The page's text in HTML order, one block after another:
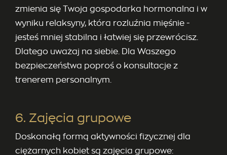
zmienia się Twoja gospodarka hormonalna i w
wyniku relaksyny, która rozluźnia mięśnie -
jesteś mniej stabilna i łatwiej się przewrócisz.
Dlatego uważaj na siebie. Dla Waszego
bezpieczeństwa poproś o konsultacje z
trenerem personalnym.
6. Zajęcia grupowe
Doskonałą formą aktywności fizycznej dla
ciężarnych kobiet są zajęcia grupowe: